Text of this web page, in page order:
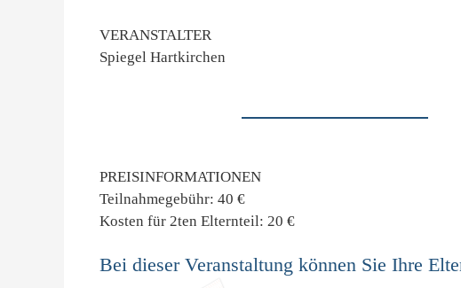
VERANSTALTER
Spiegel Hartkirchen
PREISINFORMATIONEN
Teilnahmegebühr: 40 €
Kosten für 2ten Elternteil: 20 €
Bei dieser Veranstaltung können Sie Ihre